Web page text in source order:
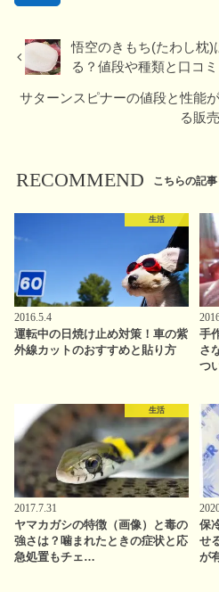
悟空のきもち(たわし枕)
る？値段や種類と口コ
サターンスピナーの値段と性能
る販
RECOMMEND こちらの記事
生活
2016.5.4
運転中の日焼け止め対策！車の紫
外線カットのおすすめと貼り方
手
さ
つ
生活
2017.7.31
ヤマカガシの特徴（画像）と毒の
強さは？噛まれたときの症状と応
急処置もチェ…
保
せ
が